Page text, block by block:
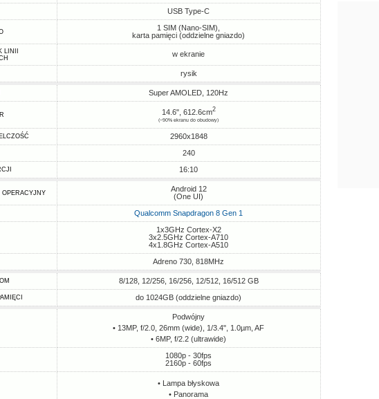
USB Type-C
1 SIM (Nano-SIM),
karta pamięci (oddzielne gniazdo)
LINII
w ekranie
rysik
Super AMOLED, 120Hz
14.6", 612.6cm2
(~90% ekranu do obudowy)
2960x1848
240
16:10
OPERACYJNY
Android 12
(One UI)
Qualcomm Snapdragon 8 Gen 1
1x3GHz Cortex-X2
3x2.5GHz Cortex-A710
4x1.8GHz Cortex-A510
Adreno 730, 818MHz
8/128, 12/256, 16/256, 12/512, 16/512 GB
do 1024GB (oddzielne gniazdo)
Podwójny
• 13MP, f/2.0, 26mm (wide), 1/3.4", 1.0µm, AF
• 6MP, f/2.2 (ultrawide)
1080p - 30fps
2160p - 60fps
• Lampa błyskowa
• Panorama